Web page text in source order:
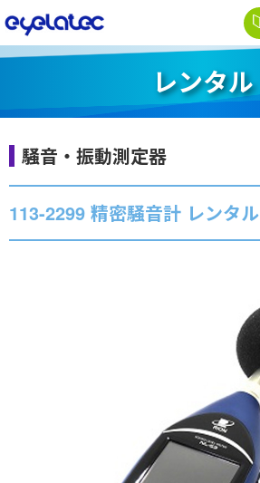
レンタル
騒音・振動測定器
113-2299 精密騒音計 レンタル